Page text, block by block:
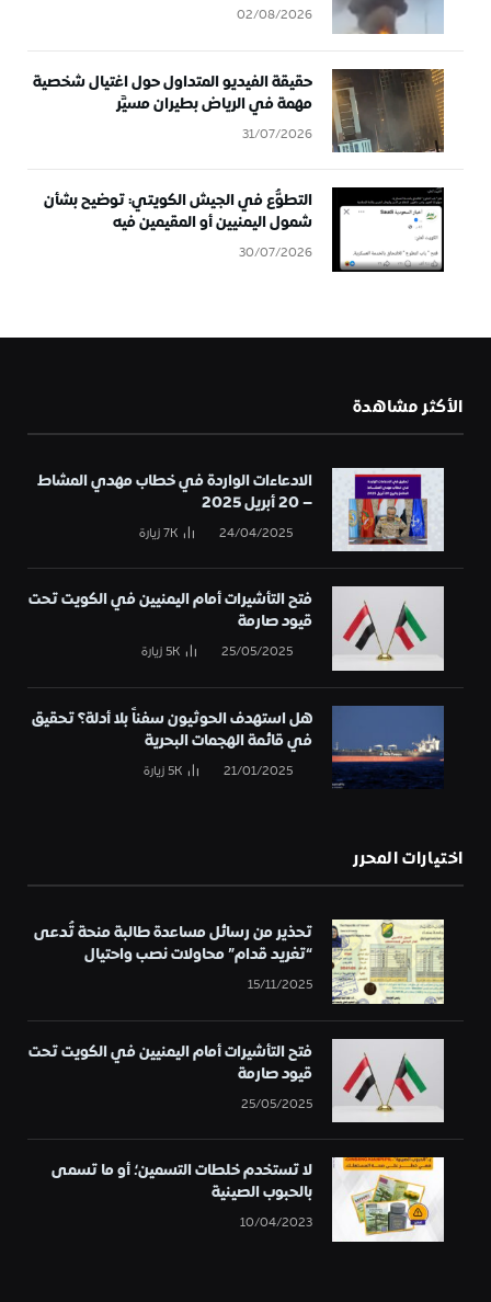
02/08/2026
حقيقة الفيديو المتداول حول اغتيال شخصية
مهمة في الرياض بطيران مسيَّر
31/07/2026
التطوُّع في الجيش الكويتي: توضيح بشأن
شمول اليمنيين أو المقيمين فيه
30/07/2026
الأكثر مشاهدة
الادعاءات الواردة في خطاب مهدي المشاط
– 20 أبريل 2025
24/04/2025
7Kزيارة
فتح التأشيرات أمام اليمنيين في الكويت تحت
قيود صارمة
25/05/2025
5Kزيارة
هل استهدف الحوثيون سفناً بلا أدلة؟ تحقيق
في قائمة الهجمات البحرية
21/01/2025
5Kزيارة
اختيارات المحرر
تحذير من رسائل مساعدة طالبة منحة تُدعى
“تغريد قدام” محاولات نصب واحتيال
15/11/2025
فتح التأشيرات أمام اليمنيين في الكويت تحت
قيود صارمة
25/05/2025
لا تستخدم خلطات التسمين؛ أو ما تسمى
بالحبوب الصينية
10/04/2023